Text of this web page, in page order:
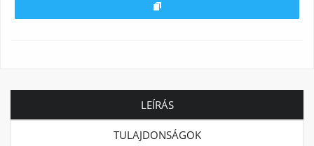
LEÍRÁS
TULAJDONSÁGOK